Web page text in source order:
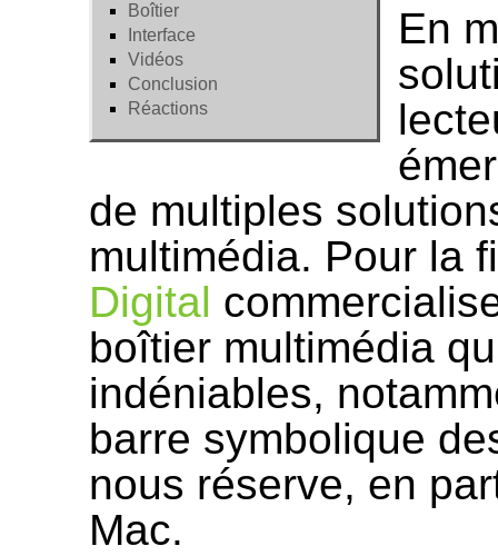
Boîtier
Interface
Vidéos
Conclusion
Réactions
En
de multiples
multimédia. Pour la
Digital
boîtier multimédia
indéniables,
barre symbolique
nous réserve, en
Mac.